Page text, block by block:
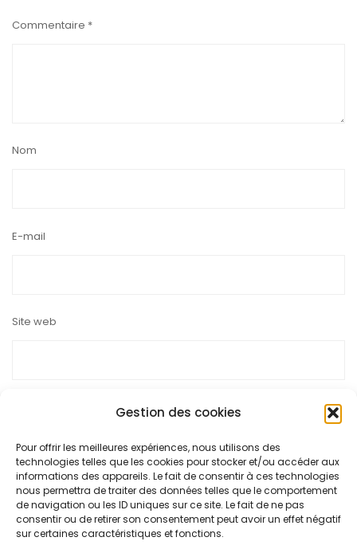
Gestion des cookies
Pour offrir les meilleures expériences, nous utilisons des
technologies telles que les cookies pour stocker et/ou accéder aux
informations des appareils. Le fait de consentir à ces technologies
nous permettra de traiter des données telles que le comportement
de navigation ou les ID uniques sur ce site. Le fait de ne pas
consentir ou de retirer son consentement peut avoir un effet négatif
sur certaines caractéristiques et fonctions.
Commentaire *
Nom
E-mail
Site web
Ce site utilise Akismet pour réduire les indésirables.
plus sur la façon dont les données de vos commentaires sont
traitées.